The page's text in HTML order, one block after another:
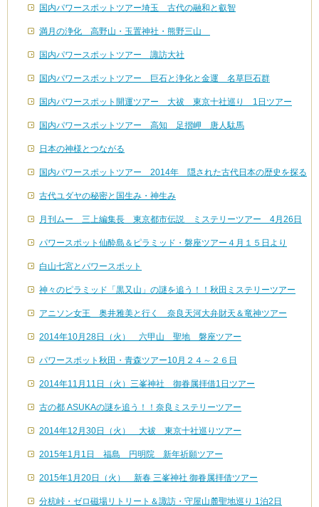
国内パワースポットツアー埼玉 古代の融和と叡智
満月の浄化 高野山・玉置神社・熊野三山
国内パワースポットツアー 諏訪大社
国内パワースポットツアー 巨石と浄化と金運 名草巨石群
国内パワースポット開運ツアー 大祓 東京十社巡り 1日ツアー
国内パワースポットツアー 高知 足摺岬 唐人駄馬
日本の神様とつながる
国内パワースポットツアー 2014年 隠された古代日本の歴史を探る
古代ユダヤの秘密と国生み・神生み
月刊ムー 三上編集長 東京都市伝説 ミステリーツアー 4月26日
パワースポット仙酔島＆ピラミッド・磐座ツアー４月１５日より
白山七宮とパワースポット
神々のピラミッド「黒又山」の謎を追う！！秋田ミステリーツアー
アニソン女王 奥井雅美と行く 奈良天河大弁財天＆竜神ツアー
2014年10月28日（火） 六甲山 聖地 磐座ツアー
パワースポット秋田・青森ツアー10月２４～２６日
2014年11月11日（火）三峯神社 御眷属拝借1日ツアー
古の都 ASUKAの謎を追う！！奈良ミステリーツアー
2014年12月30日（火） 大祓 東京十社巡りツアー
2015年1月1日 福島 円明院 新年祈願ツアー
2015年1月20日（火） 新春 三峯神社 御眷属拝借ツアー
分杭峠・ゼロ磁場リトリート＆諏訪・守屋山麓聖地巡り 1泊2日